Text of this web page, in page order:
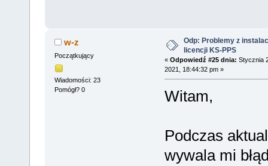
w-z
Początkujący
Wiadomości: 23
Pomógł? 0
Odp: Problemy z
licencji KS-PPS
« Odpowiedź #25 dnia: Stycznia
2021, 18:44:32 pm »
Witam,
Podczas
wywala mi